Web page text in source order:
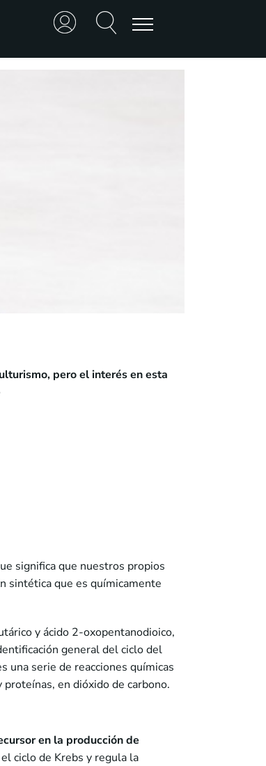
pero el interés en esta
significa que nuestros propios
sintética que es químicamente
y ácido 2-oxopentanodioico,
general del ciclo del
una serie de reacciones químicas
en dióxido de carbono.
en la producción de
ciclo de Krebs y regula la